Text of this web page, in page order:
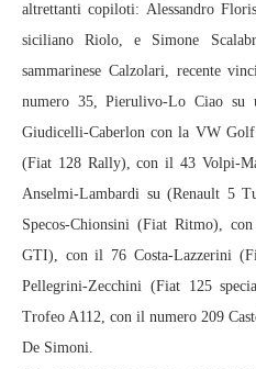
altrettanti copiloti: Alessandro
siciliano Riolo, e Simone
sammarinese Calzolari, recente
numero 35, Pierulivo-Lo Ciao
Giudicelli-Caberlon con la VW
(Fiat 128 Rally), con il 43 Volpi-
Anselmi-Lambardi su (Renault 5
Specos-Chionsini (Fiat Ritmo),
GTI), con il 76 Costa-Lazzerini
Pellegrini-Zecchini (Fiat 125
Trofeo A112, con il numero 209
De Simoni.